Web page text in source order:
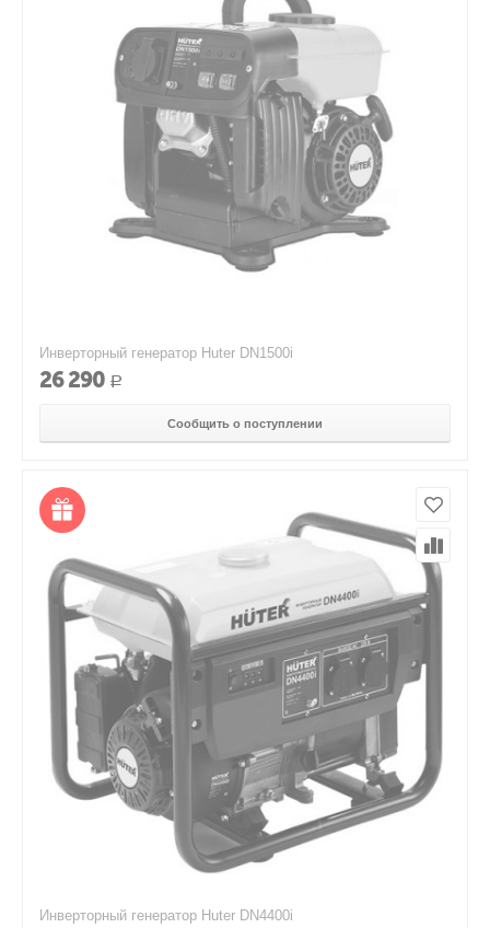
Инверторный генератор Huter DN1500i
26 290 Р
Сообщить о поступлении
Инверторный генератор Huter DN4400i